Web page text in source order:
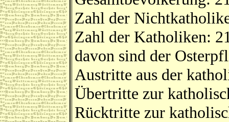
Zahl der
Zahl der Katholiken:
davon sind der
Austritte aus der
Übertritte zur
Rücktritte zur